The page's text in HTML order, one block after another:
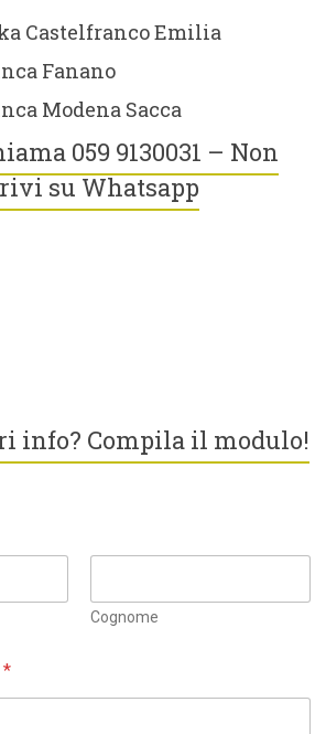
Castelfranco Emilia
Fanano
Modena Sacca
059 9130031 – Non
su Whatsapp
info? Compila il modulo!
Cognome
*